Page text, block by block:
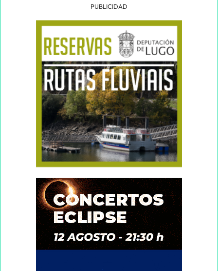
PUBLICIDAD